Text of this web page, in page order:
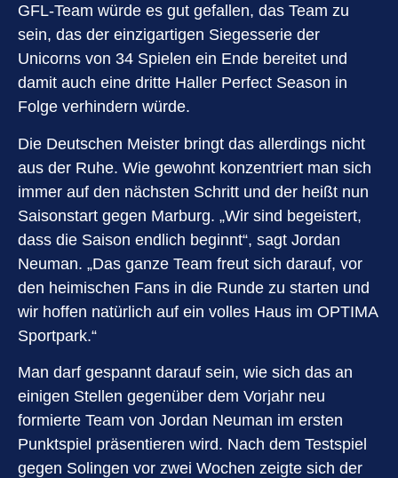
GFL-Team würde es gut gefallen, das Team zu
sein, das der einzigartigen Siegesserie der
Unicorns von 34 Spielen ein Ende bereitet und
damit auch eine dritte Haller Perfect Season in
Folge verhindern würde.
Die Deutschen Meister bringt das allerdings nicht
aus der Ruhe. Wie gewohnt konzentriert man sich
immer auf den nächsten Schritt und der heißt nun
Saisonstart gegen Marburg. „Wir sind begeistert,
dass die Saison endlich beginnt“, sagt Jordan
Neuman. „Das ganze Team freut sich darauf, vor
den heimischen Fans in die Runde zu starten und
wir hoffen natürlich auf ein volles Haus im OPTIMA
Sportpark.“
Man darf gespannt darauf sein, wie sich das an
einigen Stellen gegenüber dem Vorjahr neu
formierte Team von Jordan Neuman im ersten
Punktspiel präsentieren wird. Nach dem Testspiel
gegen Solingen vor zwei Wochen zeigte sich der